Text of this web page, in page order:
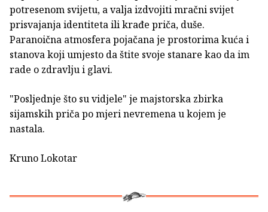
potresenom svijetu, a valja izdvojiti mračni svijet
prisvajanja identiteta ili krađe priča, duše.
Paranoična atmosfera pojačana je prostorima kuća i
stanova koji umjesto da štite svoje stanare kao da im
rade o zdravlju i glavi.
"Posljednje što su vidjele" je majstorska zbirka
sijamskih priča po mjeri nevremena u kojem je
nastala.
Kruno Lokotar